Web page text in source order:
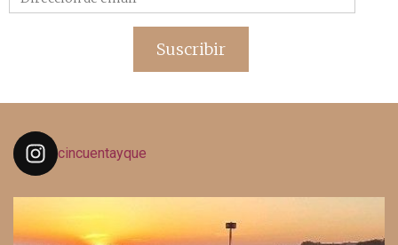
de
Suscribir
cincuentayque